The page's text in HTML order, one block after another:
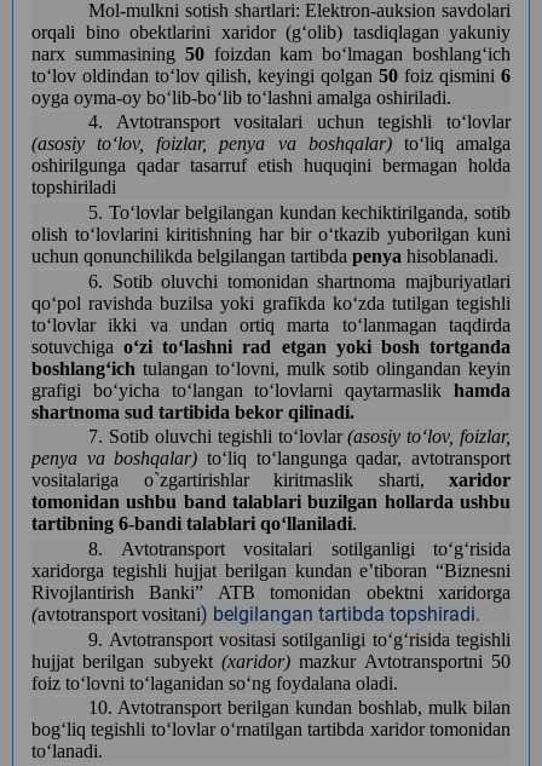
Mol-mulkni sotish shartlari: Elektron-auksion savdolari
orqali bino obektlarini xaridor (gʻolib) tasdiqlagan yakuniy
narx summasining 50foizdan kam boʻlmagan boshlangʻich
toʻlov oldindan toʻlov qilish, keyingi qolgan 50 foiz qismini 6
oyga oyma-oy boʻlib-boʻlib toʻlashni amalga oshiriladi.
4. Avtotransport vositalari uchun tegishli toʻlovlar
(asosiy toʻlov, foizlar, penya va boshqalar) toʻliq amalga
oshirilgunga qadar tasarruf etish huquqini bermagan holda
topshiriladi
5. Toʻlovlar belgilangan kundan kechiktirilganda, sotib
olish toʻlovlarini kiritishning har bir oʻtkazib yuborilgan kuni
uchun qonunchilikda belgilangan tartibda penya hisoblanadi.
6. Sotib oluvchi tomonidan shartnoma majburiyatlari
qoʻpol ravishda buzilsa yoki grafikda koʻzda tutilgan tegishli
toʻlovlar ikki va undan ortiq marta toʻlanmagan taqdirda
sotuvchigaoʻzi toʻlashni rad etgan yoki bosh tortganda
boshlangʻich tulangan toʻlovni, mulk sotib olingandan keyin
grafigi boʻyicha toʻlangan toʻlovlarni qaytarmaslik hamda
shartnoma sud tartibida bekor qilinadi.
7. Sotib oluvchi tegishli toʻlovlar(asosiy toʻlov, foizlar,
penya va boshqalar) toʻliq toʻlangunga qadar, avtotransport
vositalariga o`zgartirishlar kiritmaslik sharti, xaridor
tomonidan ushbu band talablari buzilgan hollarda ushbu
tartibning 6-bandi talablari qoʻllaniladi.
8. Avtotransport vositalari sotilganligi toʻgʻrisida
xaridorga tegishli hujjat berilgan kundan eʼtiboran “Biznesni
Rivojlantirish Banki” ATB tomonidan obektni xaridorga
(avtotransport vositani) belgilangan tartibda topshiradi.
9. Avtotransport vositasi sotilganligi toʻgʻrisida tegishli
hujjat berilgan subyekt (xaridor)mazkur Avtotransportni 50
foiz toʻlovni toʻlaganidan soʻng foydalana oladi.
10. Avtotransport berilgan kundan boshlab, mulk bilan
bogʻliq tegishli toʻlovlar oʻrnatilgan tartibda xaridor tomonidan
toʻlanadi.